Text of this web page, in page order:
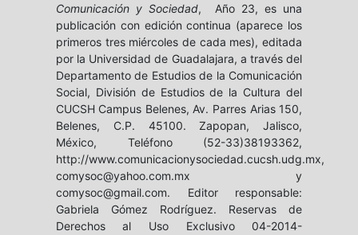
Comunicación y Sociedad, Año 23, es una
publicación con edición continua (aparece los
primeros tres miércoles de cada mes), editada
por la Universidad de Guadalajara, a través del
Departamento de Estudios de la Comunicación
Social, División de Estudios de la Cultura del
CUCSH Campus Belenes, Av. Parres Arias 150,
Belenes, C.P. 45100. Zapopan, Jalisco,
México, Teléfono (52-33)38193362,
http://www.comunicacionysociedad.cucsh.udg.mx,
comysoc@yahoo.com.mx y
comysoc@gmail.com. Editor responsable:
Gabriela Gómez Rodríguez. Reservas de
Derechos al Uso Exclusivo 04-2014-